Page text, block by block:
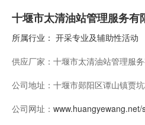
十堰市太清油站管理服务有
所属行业： 开采专业及辅助性活动
供应厂家： 十堰市太清油站管理服
公司地址： 十堰市郧阳区谭山镇贾
公司网址：